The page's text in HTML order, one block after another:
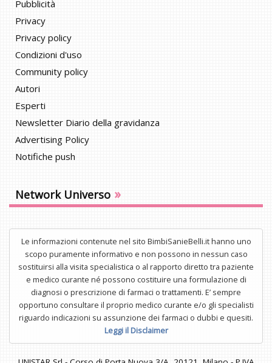
Pubblicità
Privacy
Privacy policy
Condizioni d'uso
Community policy
Autori
Esperti
Newsletter Diario della gravidanza
Advertising Policy
Notifiche push
Network Universo »
Le informazioni contenute nel sito BimbiSanieBelli.it hanno uno
scopo puramente informativo e non possono in nessun caso
sostituirsi alla visita specialistica o al rapporto diretto tra paziente
e medico curante né possono costituire una formulazione di
diagnosi o prescrizione di farmaci o trattamenti. E’ sempre
opportuno consultare il proprio medico curante e/o gli specialisti
riguardo indicazioni su assunzione dei farmaci o dubbi e quesiti.
Leggi il Disclaimer